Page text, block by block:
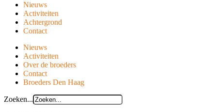
Nieuws
Activiteiten
Achtergrond
Contact
Nieuws
Activiteiten
Over de broeders
Contact
Broeders Den Haag
Zoeken...